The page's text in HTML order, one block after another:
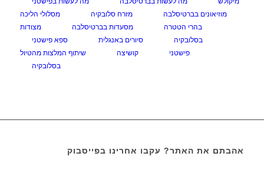
מוזיאונים בברטיסלבה
מזרח סלובקיה
מסלולי הליכה
בהרי הטטרה
מסעדות בברטיסלבה
מצודות
בסלובקיה
סיורים באנגלית
ספא פישטני
פישטני
קושיצה
שיתוף המלצות מהטיול
בסלובקיה
אהבתם את האתר? עקבו אחרינו בפייסבוק